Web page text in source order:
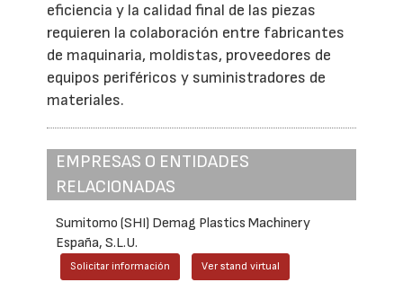
eficiencia y la calidad final de las piezas
requieren la colaboración entre fabricantes
de maquinaria, moldistas, proveedores de
equipos periféricos y suministradores de
materiales.
EMPRESAS O ENTIDADES
RELACIONADAS
Sumitomo (SHI) Demag Plastics Machinery
España, S.L.U.
Solicitar información Ver stand virtual